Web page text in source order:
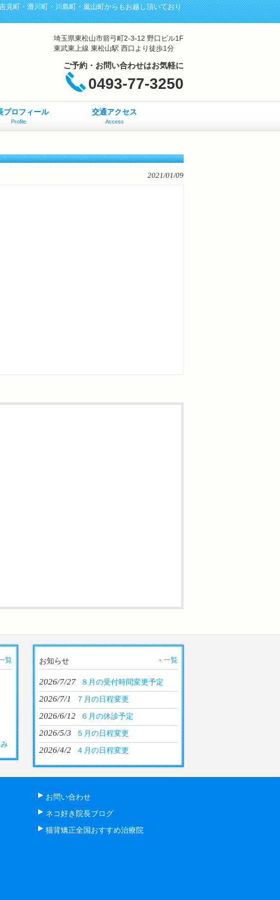
町・滑川町・川島町・嵐山町からもお越し頂いており
埼玉県東松山市箭弓町2-3-12 野口ビル1F
東武東上線 東松山駅 西口より徒歩1分
ご予約・お問い合わせはお気軽に
0493-77-3250
プロフィール
Profile
交通アクセス
Access
2021/01/09
覧 お知らせ 一覧
2026/7/27 ８月の受付時間変更予定
2026/7/1 ７月の日程変更
2026/6/12 ６月の休診予定
2026/5/3 ５月の日程変更
2026/4/2 ４月の日程変更
お問い合わせ
ネコ好き院長ブログ
猫背矯正全国おすすめ治療院